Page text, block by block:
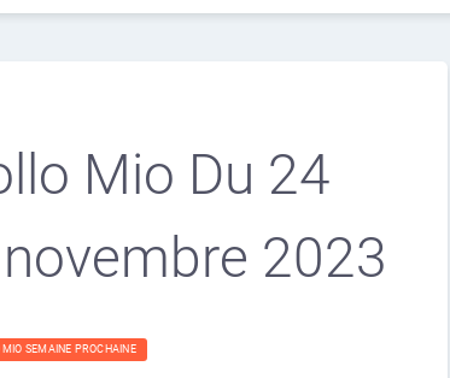
Mio Du 24
2023
SEMAINE PROCHAINE